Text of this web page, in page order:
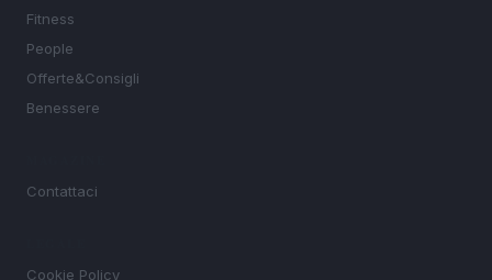
Fitness
People
Offerte&Consigli
Benessere
Contattaci
Cookie Policy